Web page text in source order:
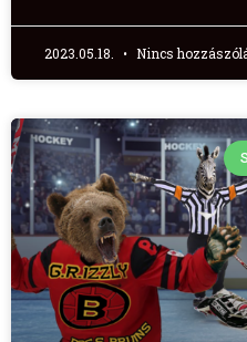
2023.05.18. Nincs